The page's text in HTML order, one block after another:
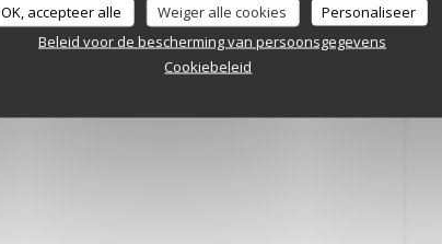
OK, accepteer alle Weiger alle cookies
Personaliseer
Beleid voor de bescherming van persoonsgegevens
Cookiebeleid